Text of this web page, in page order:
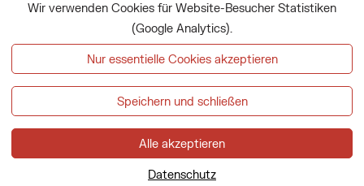
Über uns
Datenschutz
Magazin abonnieren
Wir verwenden Cookies für Website-Besucher Statistiken
(Google Analytics).
Nur essentielle Cookies akzeptieren
Speichern und schließen
Alle akzeptieren
Datenschutz